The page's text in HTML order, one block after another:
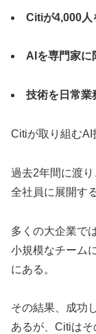
Citiが4,000人
AIを専門家に
技術を日常業
Citiが取り組むAI
過去2年間に渡り
全社員に展開す
多くの大企業で
小規模なチーム
にある。
その結果、成功
あるが、Citiはそ